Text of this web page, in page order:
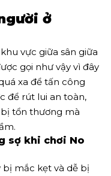
ở
vực giữa sân giữa
gọi như vậy vì đây
xa để tấn công
để rút lui an toàn,
tổn thương mà
sợ khi chơi No
bị mắc kẹt và dễ bị